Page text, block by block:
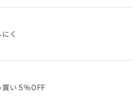
く
買い 5％OFF